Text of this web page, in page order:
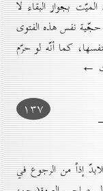
بجواز البقاء لا
نفس هذه الفتوى
كما أنّه لو حرّم
←
۱۳۷
إذاً من الرجوع في